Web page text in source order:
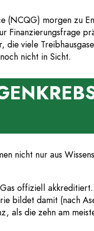
(NCQG) morgen zu
Finanzierungsfrage
die viele
nicht in Sicht.
nicht nur aus
offiziell
bildet damit (nach
als die zehn am